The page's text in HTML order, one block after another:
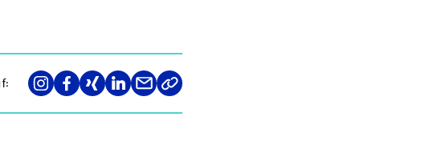
Teilen
auf
Teilen
auf
Teilen
auf
Teilen
auf
Teilen
über
Link
kopieren